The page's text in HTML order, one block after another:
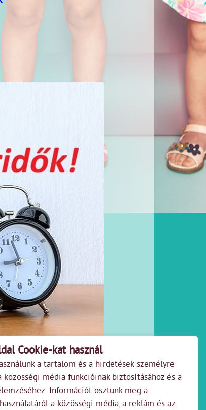
Cookie-kat használ
a tartalom és a hirdetések személyre
közösségi média funkcióinak biztosításához és a
Információt osztunk meg a
a közösségi média, a reklám és az